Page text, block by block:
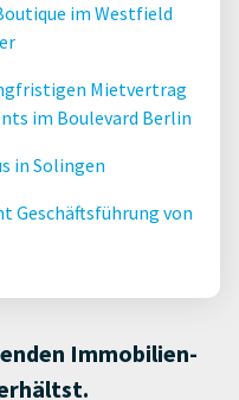
im Westfield
Mietvertrag
im Boulevard Berlin
in Solingen
Geschäftsführung von
Immobilien-